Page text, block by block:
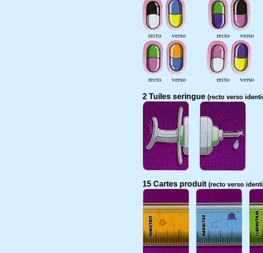
recto verso recto
recto verso recto
2 Tuiles seringue (recto verso
15 Cartes produit(recto verso